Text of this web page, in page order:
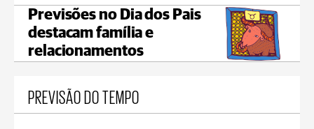
Previsões no Dia dos Pais
destacam família e
relacionamentos
PREVISÃO DO TEMPO